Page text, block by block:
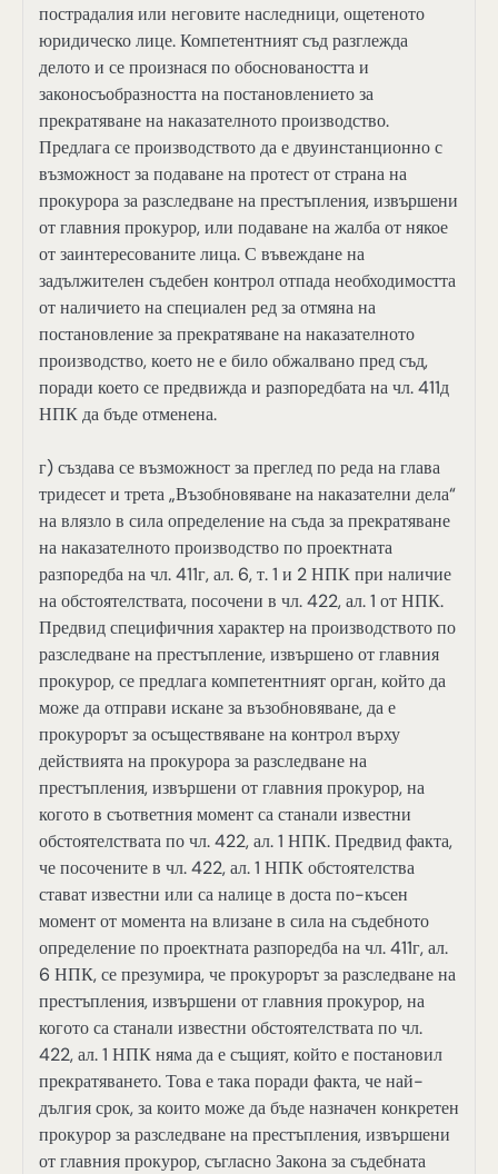
пострадалия или неговите наследници, ощетеното
юридическо лице. Компетентният съд разглежда
делото и се произнася по обосноваността и
законосъобразността на постановлението за
прекратяване на наказателното производство.
Предлага се производството да е двуинстанционно с
възможност за подаване на протест от страна на
прокурора за разследване на престъпления, извършени
от главния прокурор, или подаване на жалба от някое
от заинтересованите лица. С въвеждане на
задължителен съдебен контрол отпада необходимостта
от наличието на специален ред за отмяна на
постановление за прекратяване на наказателното
производство, което не е било обжалвано пред съд,
поради което се предвижда и разпоредбата на чл. 411д
НПК да бъде отменена.
г) създава се възможност за преглед по реда на глава
тридесет и трета „Възобновяване на наказателни дела“
на влязло в сила определение на съда за прекратяване
на наказателното производство по проектната
разпоредба на чл. 411г, ал. 6, т. 1 и 2 НПК при наличие
на обстоятелствата, посочени в чл. 422, ал. 1 от НПК.
Предвид специфичния характер на производството по
разследване на престъпление, извършено от главния
прокурор, се предлага компетентният орган, който да
може да отправи искане за възобновяване, да е
прокурорът за осъществяване на контрол върху
действията на прокурора за разследване на
престъпления, извършени от главния прокурор, на
когото в съответния момент са станали известни
обстоятелствата по чл. 422, ал. 1 НПК. Предвид факта,
че посочените в чл. 422, ал. 1 НПК обстоятелства
стават известни или са налице в доста по-късен
момент от момента на влизане в сила на съдебното
определение по проектната разпоредба на чл. 411г, ал.
6 НПК, се презумира, че прокурорът за разследване на
престъпления, извършени от главния прокурор, на
когото са станали известни обстоятелствата по чл.
422, ал. 1 НПК няма да е същият, който е постановил
прекратяването. Това е така поради факта, че най-
дългия срок, за които може да бъде назначен конкретен
прокурор за разследване на престъпления, извършени
от главния прокурор, съгласно Закона за съдебната